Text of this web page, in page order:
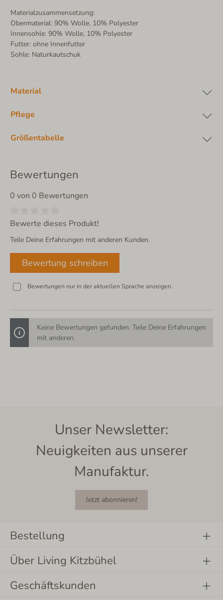
Materialzusammensetzung:
Obermaterial: 90% Wolle, 10% Polyester
Innensohle: 90% Wolle, 10% Polyester
Futter: ohne Innenfutter
Sohle: Naturkautschuk
Material
Pflege
Größentabelle
Bewertungen
0 von 0 Bewertungen
Bewerte dieses Produkt!
Teile Deine Erfahrungen mit anderen Kunden.
Bewertung schreiben
Bewertungen nur in der aktuellen Sprache anzeigen.
Keine Bewertungen gefunden. Teile Deine Erfahrungen
mit anderen.
Unser Newsletter:
Neuigkeiten aus unserer
Manufaktur.
Jetzt abonnieren!
Bestellung
Über Living Kitzbühel
Geschäftskunden